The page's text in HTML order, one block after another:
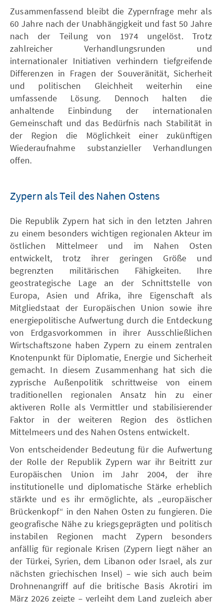
Zusammenfassend bleibt die Zypernfrage mehr als
60 Jahre nach der Unabhängigkeit und fast 50 Jahre
nach der Teilung von 1974 ungelöst. Trotz
zahlreicher Verhandlungsrunden und
internationaler Initiativen verhindern tiefgreifende
Differenzen in Fragen der Souveränität, Sicherheit
und politischen Gleichheit weiterhin eine
umfassende Lösung. Dennoch halten die
anhaltende Einbindung der internationalen
Gemeinschaft und das Bedürfnis nach Stabilität in
der Region die Möglichkeit einer zukünftigen
Wiederaufnahme substanzieller Verhandlungen
offen.
Zypern als Teil des Nahen Ostens
Die Republik Zypern hat sich in den letzten Jahren
zu einem besonders wichtigen regionalen Akteur im
östlichen Mittelmeer und im Nahen Osten
entwickelt, trotz ihrer geringen Größe und
begrenzten militärischen Fähigkeiten. Ihre
geostrategische Lage an der Schnittstelle von
Europa, Asien und Afrika, ihre Eigenschaft als
Mitgliedstaat der Europäischen Union sowie ihre
energiepolitische Aufwertung durch die Entdeckung
von Erdgasvorkommen in ihrer Ausschließlichen
Wirtschaftszone haben Zypern zu einem zentralen
Knotenpunkt für Diplomatie, Energie und Sicherheit
gemacht. In diesem Zusammenhang hat sich die
zyprische Außenpolitik schrittweise von einem
traditionellen regionalen Ansatz hin zu einer
aktiveren Rolle als Vermittler und stabilisierender
Faktor in der weiteren Region des östlichen
Mittelmeers und des Nahen Ostens entwickelt.
Von entscheidender Bedeutung für die Aufwertung
der Rolle der Republik Zypern war ihr Beitritt zur
Europäischen Union im Jahr 2004, der ihre
institutionelle und diplomatische Stärke erheblich
stärkte und es ihr ermöglichte, als „europäischer
Brückenkopf“ in den Nahen Osten zu fungieren. Die
geografische Nähe zu kriegsgeprägten und politisch
instabilen Regionen macht Zypern besonders
anfällig für regionale Krisen (Zypern liegt näher an
der Türkei, Syrien, dem Libanon oder Israel, als zur
nächsten griechischen Insel) – wie sich auch beim
Drohnenangriff auf die britische Basis Akrotiri im
März 2026 zeigte – verleiht dem Land zugleich aber